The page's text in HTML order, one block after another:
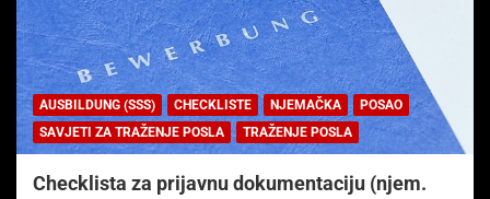
AUSBILDUNG (SSS) CHECKLISTE NJEMAČKA
POSAO
SAVJETI ZA TRAŽENJE POSLA
TRAŽENJE POSLA
Checklista za prijavnu dokumentaciju (njem.